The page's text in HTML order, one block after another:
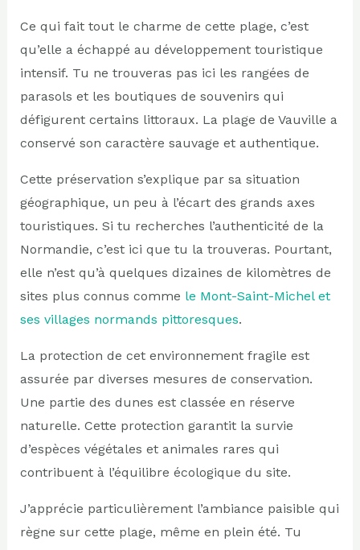
Ce qui fait tout le charme de cette plage, c’est
qu’elle a échappé au développement touristique
intensif. Tu ne trouveras pas ici les rangées de
parasols et les boutiques de souvenirs qui
défigurent certains littoraux. La plage de Vauville a
conservé son caractère sauvage et authentique.
Cette préservation s’explique par sa situation
géographique, un peu à l’écart des grands axes
touristiques. Si tu recherches l’authenticité de la
Normandie, c’est ici que tu la trouveras. Pourtant,
elle n’est qu’à quelques dizaines de kilomètres de
sites plus connus comme le Mont-Saint-Michel et
ses villages normands pittoresques.
La protection de cet environnement fragile est
assurée par diverses mesures de conservation.
Une partie des dunes est classée en réserve
naturelle. Cette protection garantit la survie
d’espèces végétales et animales rares qui
contribuent à l’équilibre écologique du site.
J’apprécie particulièrement l’ambiance paisible qui
règne sur cette plage, même en plein été. Tu